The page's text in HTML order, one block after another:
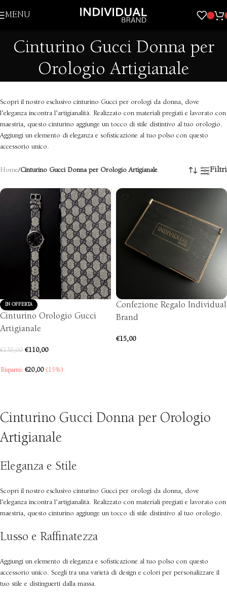
Skip to navigation
MENU
Cinturino Gucci Donna per
Orologio Artigianale
Scopri il nostro esclusivo cinturino Gucci per orologi da donna, dove
l’eleganza incontra l’artigianalità. Realizzato con materiali pregiati e lavorato con
maestria, questo cinturino aggiunge un tocco di stile distintivo al tuo orologio.
Aggiungi un elemento di eleganza e sofisticazione al tuo polso con questo
accessorio unico.
Home/Cinturino Gucci Donna per Orologio Artigianale Filtri
IN OFFERTA
Cinturino Orologio Gucci
Artigianale
€130,00 €110,00
Risparmi: €20,00 (15%)
Confezione Regalo Individual
Brand
€15,00
Cinturino Gucci Donna per Orologio
Artigianale
Eleganza e Stile
Scopri il nostro esclusivo cinturino Gucci per orologi da donna, dove
l’eleganza incontra l’artigianalità. Realizzato con materiali pregiati e lavorato con
maestria, questo cinturino aggiunge un tocco di stile distintivo al tuo orologio.
Lusso e Raffinatezza
Aggiungi un elemento di eleganza e sofisticazione al tuo polso con questo
accessorio unico. Scegli tra una varietà di design e colori per personalizzare il
tuo stile e distinguerti dalla massa.